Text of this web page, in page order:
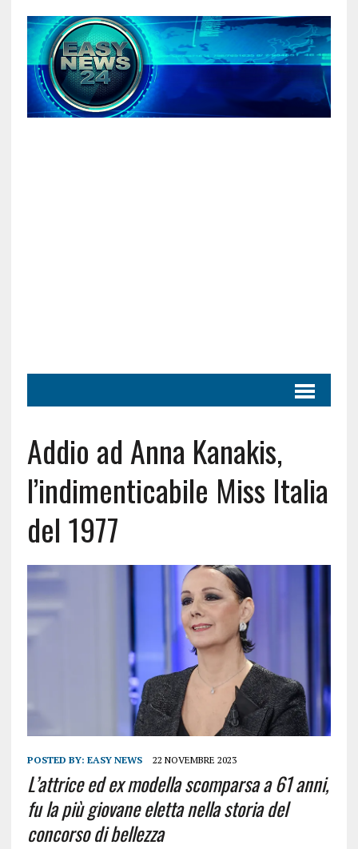
Addio ad Anna Kanakis,
l’indimenticabile Miss Italia
del 1977
POSTED BY: EASY NEWS 22 NOVEMBRE 2023
L’attrice ed ex modella scomparsa a 61 anni,
fu la più giovane eletta nella storia del
concorso di bellezza